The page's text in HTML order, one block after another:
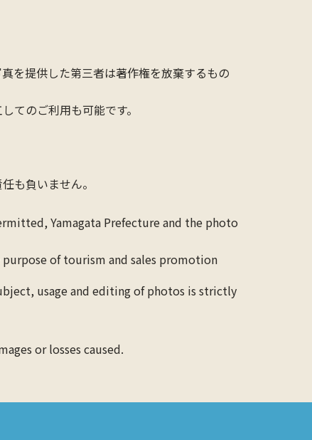
を提供した第三者は著作権を放棄するもの
てのご利用も可能です。
も負いません。
Yamagata Prefecture and the photo
of tourism and sales promotion
usage and editing of photos is strictly
or losses caused.